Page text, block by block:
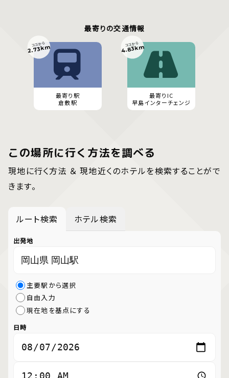
最寄りの交通情報
最寄り駅
倉敷駅
ココから
2.73km
最寄りIC
早島インターチェンジ
ココから
4.83km
この場所に行く方法を調べる
現地に行く方法 ＆ 現地近くのホテルを検索することがで
きます。
ルート検索 ホテル検索
出発地
主要駅から選択
自由入力
現在地を基点にする
日時